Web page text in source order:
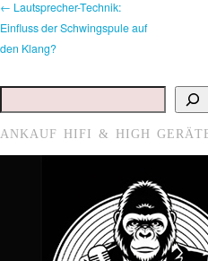
← Lautsprecher-Technik:
Einfluss der Schwingspule auf
den Klang?
Suchen
ANKAUF HIFI & HIGH